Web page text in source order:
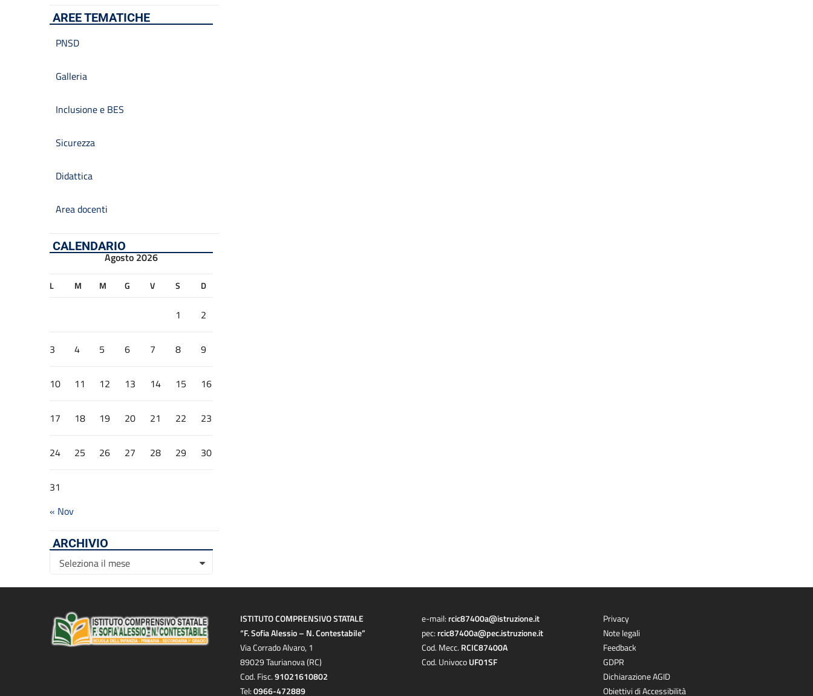
AREE TEMATICHE
PNSD
Galleria
Inclusione e BES
Sicurezza
Didattica
Area docenti
CALENDARIO
Agosto 2026
L M M G V S D
1 2
3 4 5 6 7 8 9
10 11 12 13 14 15 16
17 18 19 20 21 22 23
24 25 26 27 28 29 30
31
« Nov
ARCHIVIO
Archivio
Seleziona il mese
ISTITUTO COMPRENSIVO STATALE
“F. Sofia Alessio – N. Contestabile”
Via Corrado Alvaro, 1
89029 Taurianova (RC)
Cod. Fisc.91021610802
Tel:0966-472889
e-mail: rcic87400a@istruzione.it
pec: rcic87400a@pec.istruzione.it
Cod. Mecc. RCIC87400A
Cod. UnivocoUF01SF
Privacy
Note legali
Feedback
GDPR
Dichiarazione AGID
Obiettivi di Accessibilità